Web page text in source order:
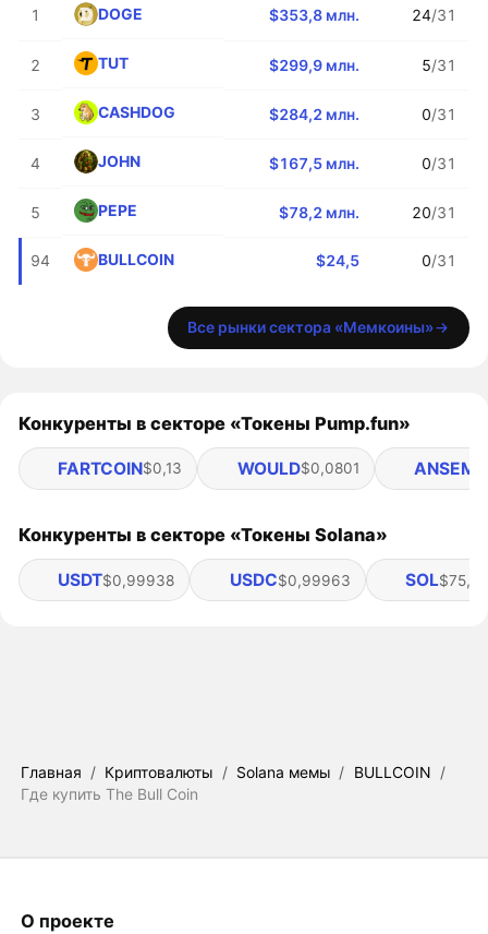
1 DOGE $353,8 млн. 24/31
2 TUT $299,9 млн. 5/31
3 CASHDOG $284,2 млн. 0/31
4 JOHN $167,5 млн. 0/31
5 PEPE $78,2 млн. 20/31
94 BULLCOIN $24,5 0/31
Все рынки сектора «Мемкоины»
Конкуренты в секторе «Токены Pump.fun»
FARTCOIN$0,13 WOULD$0,0801 ANSEM
Конкуренты в секторе «Токены Solana»
USDT$0,99938 USDC$0,99963 SOL$75,82
Главная / Криптовалюты / Solana мемы / BULLCOIN /
Где купить The Bull Coin
О проекте